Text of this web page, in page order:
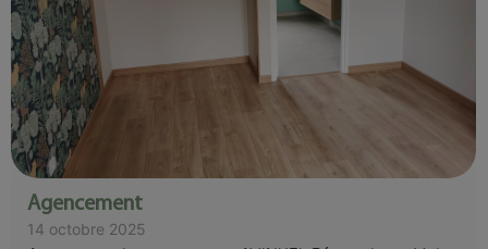
Agencement
14 octobre 2025